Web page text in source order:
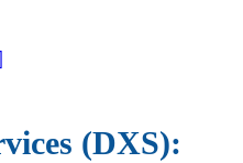
(DXS):